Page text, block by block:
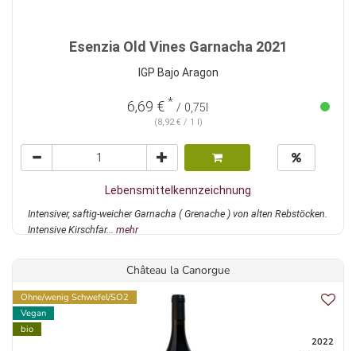
Esenzia Old Vines Garnacha 2021
IGP Bajo Aragon
6,69 € * / 0,75l
(8,92 € / 1 l)
Lebensmittelkennzeichnung
Intensiver, saftig-weicher Garnacha ( Grenache ) von alten Rebstöcken.
Intensive Kirschfar... mehr
Château la Canorgue
Ohne/wenig Schwefel/SO2
Vegan
bio
2022